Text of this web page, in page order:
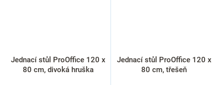
Jednací stůl ProOffice 120 x
80 cm, divoká hruška
Jednací stůl ProOffice 120 x
80 cm, třešeň